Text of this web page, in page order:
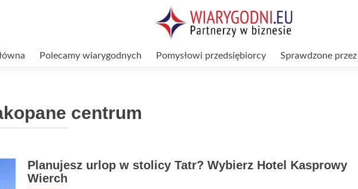
Polecamy wiarygodnych Pomysłowi przedsiębiorcy Sprawdzone przez
centrum
Planujesz urlop w stolicy Tatr? Wybierz Hotel Kasprowy
Wierch